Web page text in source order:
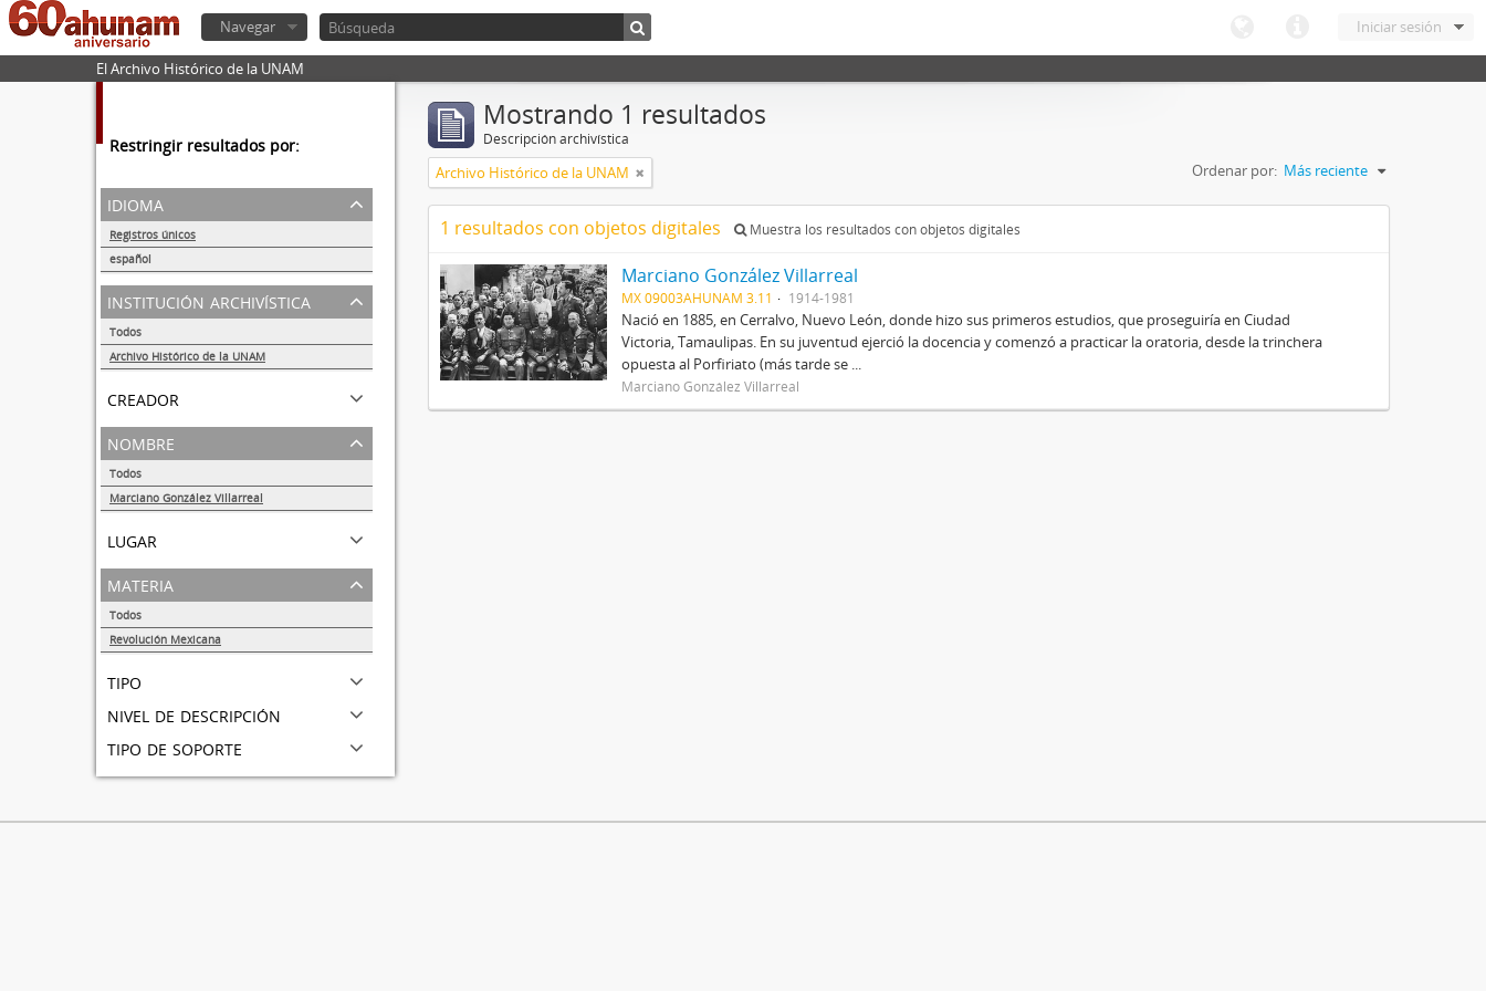
Iniciar sesión
Navegar
El Archivo Histórico de la UNAM
Restringir resultados por:
idioma
Registros únicos
español
1
institución archivística
Todos
Archivo Histórico de la UNAM
creador
nombre
Todos
Marciano González Villarreal
lugar
materia
Todos
Revolución Mexicana
tipo
nivel de descripción
tipo de soporte
Mostrando 1 resultados
Descripción archivística
Archivo Histórico de la UNAM Ordenar por: Más reciente
1 resultados con objetos digitales Muestra los resultados con objetos digitales
Marciano González Villarreal
MX 09003AHUNAM 3.11 1914-1981
Nació en 1885, en Cerralvo, Nuevo León, donde hizo sus primeros estudios, que proseguiría en Ciudad
Victoria, Tamaulipas. En su juventud ejerció la docencia y comenzó a practicar la oratoria, desde la trinchera
opuesta al Porfiriato (más tarde se ...
Marciano González Villarreal